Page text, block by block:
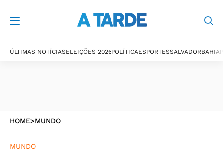
ÚLTIMAS NOTÍCIASELEIÇÕES 2026POLÍTICAESPORTESSALVADORBAHIA
HOME>MUNDO
MUNDO